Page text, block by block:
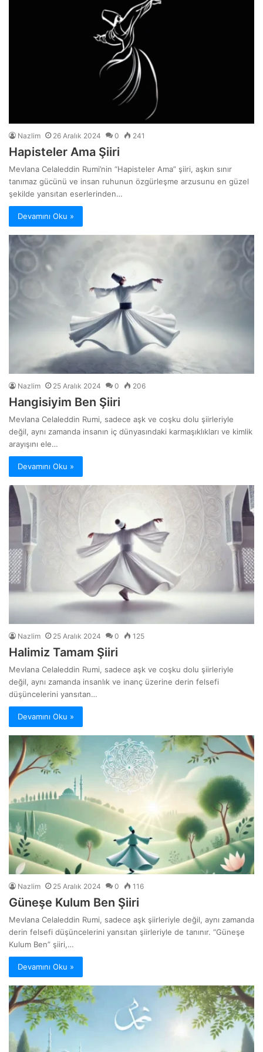
Nazlim 26 Aralık 2024 0 241
Hapisteler Ama Şiiri
Mevlana Celaleddin Rumi’nin “Hapisteler Ama” şiiri, aşkın sınır
tanımaz gücünü ve insan ruhunun özgürleşme arzusunu en güzel
şekilde yansıtan eserlerinden…
Devamını Oku »
Nazlim 25 Aralık 2024 0 206
Hangisiyim Ben Şiiri
Mevlana Celaleddin Rumi, sadece aşk ve coşku dolu şiirleriyle
değil, aynı zamanda insanın iç dünyasındaki karmaşıklıkları ve kimlik
arayışını ele…
Devamını Oku »
Nazlim 25 Aralık 2024 0 125
Halimiz Tamam Şiiri
Mevlana Celaleddin Rumi, sadece aşk ve coşku dolu şiirleriyle
değil, aynı zamanda insanlık ve inanç üzerine derin felsefi
düşüncelerini yansıtan…
Devamını Oku »
Nazlim 25 Aralık 2024 0 116
Güneşe Kulum Ben Şiiri
Mevlana Celaleddin Rumi, sadece aşk şiirleriyle değil, aynı zamanda
derin felsefi düşüncelerini yansıtan şiirleriyle de tanınır. “Güneşe
Kulum Ben” şiiri,…
Devamını Oku »